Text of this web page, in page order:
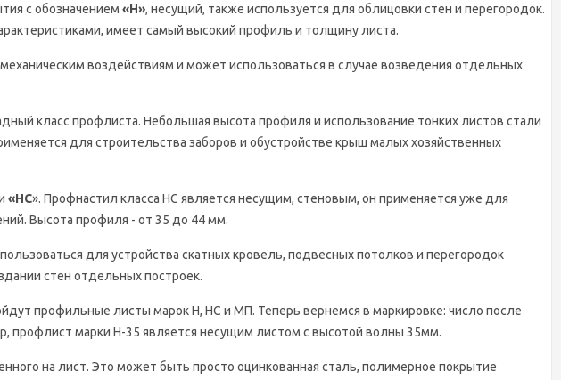
с обозначением «Н», несущий, также используется для облицовки стен и перегородок.
имеет самый высокий профиль и толщину листа.
воздействиям и может использоваться в случае возведения отдельных
класс профлиста. Небольшая высота профиля и использование тонких листов стали
для строительства заборов и обустройстве крыш малых хозяйственных
«НС». Профнастил класса НС является несущим, стеновым, он применяется уже для
Высота профиля - от 35 до 44 мм.
для устройства скатных кровель, подвесных потолков и перегородок
стен отдельных построек.
профильные листы марок Н, НС и МП. Теперь вернемся в маркировке: число после
профлист марки Н-35 является несущим листом с высотой волны 35мм.
на лист. Это может быть просто оцинкованная сталь, полимерное покрытие